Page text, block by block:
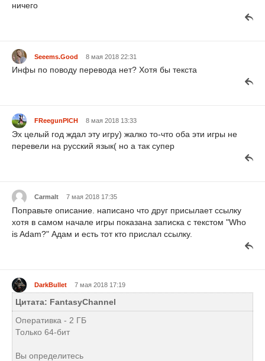
ничего
Seeems.Good 8 мая 2018 22:31
Инфы по поводу перевода нет? Хотя бы текста
FReegunPICH 8 мая 2018 13:33
Эх целый год ждал эту игру) жалко то-что оба эти игры не
перевели на русский язык( но а так супер
Carmalt 7 мая 2018 17:35
Поправьте описание. написано что друг присылает ссылку
хотя в самом начале игры показана записка с текстом "Who
is Adam?" Адам и есть тот кто прислал ссылку.
DarkBullet 7 мая 2018 17:19
Цитата: FantasyChannel
Оперативка - 2 ГБ
Только 64-бит
Вы определитесь